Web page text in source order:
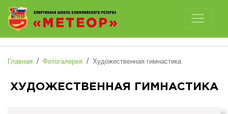
Отключить картинки
Главная Фотогалерея Художественная гимнастика
ХУДОЖЕСТВЕННАЯ ГИМНАСТИКА